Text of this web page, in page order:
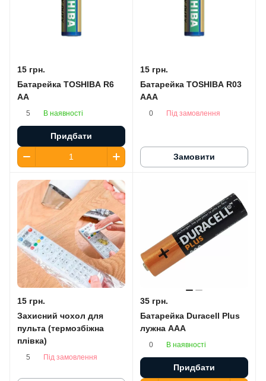
15 грн.
Батарейка TOSHIBA R6
AA
5 В наявності
Придбати
15 грн.
Батарейка TOSHIBA R03
AAA
0 Під замовлення
Замовити
15 грн.
Захисний чохол для
пульта (термозбіжна
плівка)
5 Під замовлення
35 грн.
Батарейка Duracell Plus
лужна AАA
0 В наявності
Придбати